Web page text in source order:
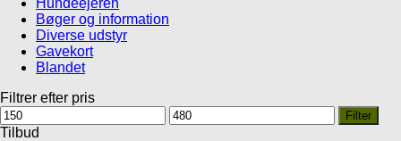
Hundeejeren
Bøger og information
Diverse udstyr
Gavekort
Blandet
Filtrer efter pris
Mindste
pris
Højeste
pris
Filter
Tilbud